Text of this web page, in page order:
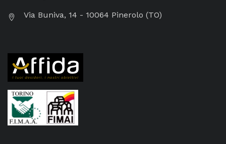
Via Buniva, 14 - 10064 Pinerolo (TO)